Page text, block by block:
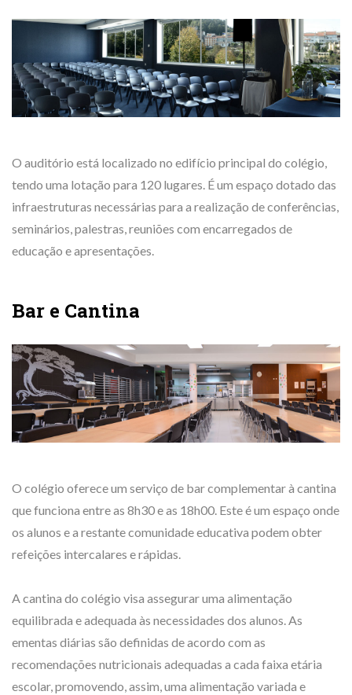
O auditório está localizado no edifício principal do colégio,
tendo uma lotação para 120 lugares. É um espaço dotado das
infraestruturas necessárias para a realização de conferências,
seminários, palestras, reuniões com encarregados de
educação e apresentações.
Bar e Cantina
O colégio oferece um serviço de bar complementar à cantina
que funciona entre as 8h30 e as 18h00. Este é um espaço onde
os alunos e a restante comunidade educativa podem obter
refeições intercalares e rápidas.
A cantina do colégio visa assegurar uma alimentação
equilibrada e adequada às necessidades dos alunos. As
ementas diárias são definidas de acordo com as
recomendações nutricionais adequadas a cada faixa etária
escolar, promovendo, assim, uma alimentação variada e